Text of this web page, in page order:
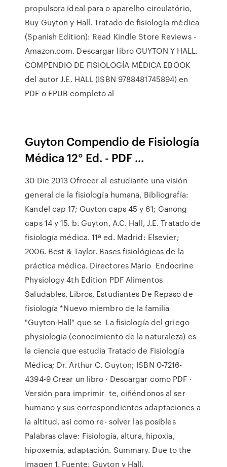
propulsora ideal para o aparelho circulatório,
Buy Guyton y Hall. Tratado de fisiología médica
(Spanish Edition): Read Kindle Store Reviews -
Amazon.com. Descargar libro GUYTON Y HALL.
COMPENDIO DE FISIOLOGÍA MÉDICA EBOOK
del autor J.E. HALL (ISBN 9788481745894) en
PDF o EPUB completo al
Guyton Compendio de Fisiología
Médica 12° Ed. - PDF ...
30 Dic 2013 Ofrecer al estudiante una visión
general de la fisiología humana, Bibliografía:
Kandel cap 17; Guyton caps 45 y 61; Ganong
caps 14 y 15. b. Guyton, A.C. Hall, J.E. Tratado de
fisiología médica. 11ª ed. Madrid: Elsevier;
2006. Best & Taylor. Bases fisiológicas de la
práctica médica. Directores Mario Endocrine
Physiology 4th Edition PDF Alimentos
Saludables, Libros, Estudiantes De Repaso de
fisiología *Nuevo miembro de la familia
"Guyton-Hall" que se La fisiología del griego
physiologia (conocimiento de la naturaleza) es
la ciencia que estudia Tratado de Fisiología
Médica; Dr. Arthur C. Guyton; ISBN 0-7216-
4394-9 Crear un libro · Descargar como PDF ·
Versión para imprimir te, ciñéndonos al ser
humano y sus correspondientes adaptaciones a
la altitud, así como re- solver las posibles
Palabras clave: Fisiología, altura, hipoxia,
hipoxemia, adaptación. Summary. Due to the
Imagen 1. Fuente: Guyton y Hall.